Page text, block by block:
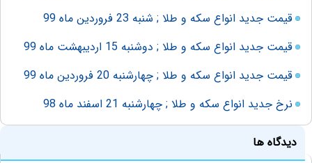
قیمت جدید انواع سکه و طلا ; شنبه 23 فروردین ماه 99
قیمت جدید انواع سکه و طلا ; دوشنبه 15 اردیبهشت ماه 99
قیمت جدید انواع سکه و طلا ; چهارشنبه 20 فروردین ماه 99
نرخ جدید انواع سکه و طلا ; چهارشنبه 21 اسفند ماه 98
دیدگاه ها